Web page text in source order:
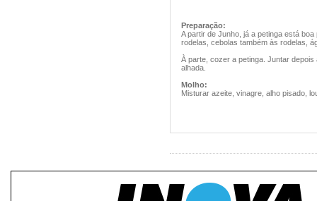
Preparação:
A partir de Junho, já a petinga está
rodelas, cebolas também às rodelas,
À parte, cozer a petinga. Juntar
alhada.
Molho:
Misturar azeite, vinagre, alho pisado,